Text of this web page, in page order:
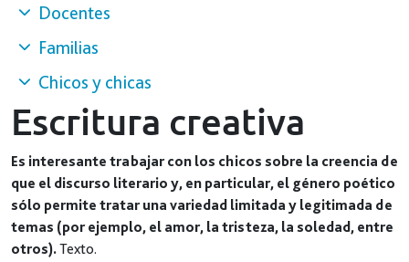
Docentes
Familias
Chicos y chicas
Escritura creativa
Es interesante trabajar con los chicos sobre la creencia de
que el discurso literario y, en particular, el género poético
sólo permite tratar una variedad limitada y legitimada de
temas (por ejemplo, el amor, la tristeza, la soledad, entre
otros).Texto.